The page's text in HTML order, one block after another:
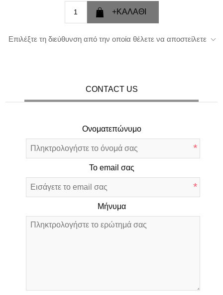
Επιλέξτε τη διεύθυνση από την οποία θέλετε να αποστείλετε
CONTACT US
Ονοματεπώνυμο
*
Το email σας
*
Μήνυμα